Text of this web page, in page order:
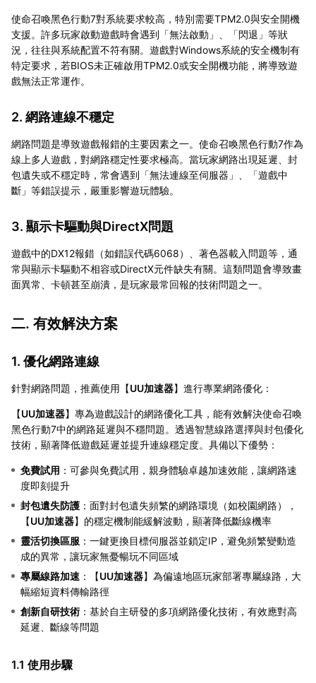
使命召喚黑色行動7對系統要求較高，特別需要TPM2.0與安全開機
支援。許多玩家啟動遊戲時會遇到「無法啟動」、「閃退」等狀
況，往往與系統配置不符有關。遊戲對Windows系統的安全機制有
特定要求，若BIOS未正確啟用TPM2.0或安全開機功能，將導致遊
戲無法正常運作。
2. 網路連線不穩定
網路問題是導致遊戲報錯的主要因素之一。使命召喚黑色行動7作為
線上多人遊戲，對網路穩定性要求極高。當玩家網路出現延遲、封
包遺失或不穩定時，常會遇到「無法連線至伺服器」、「遊戲中
斷」等錯誤提示，嚴重影響遊玩體驗。
3. 顯示卡驅動與DirectX問題
遊戲中的DX12報錯（如錯誤代碼6068）、著色器載入問題等，通
常與顯示卡驅動不相容或DirectX元件缺失有關。這類問題會導致畫
面異常、卡頓甚至崩潰，是玩家最常回報的技術問題之一。
二. 有效解決方案
1. 優化網路連線
針對網路問題，推薦使用【UU加速器】進行專業網路優化：
【UU加速器】專為遊戲設計的網路優化工具，能有效解決使命召喚
黑色行動7中的網路延遲與不穩問題。透過智慧線路選擇與封包優化
技術，顯著降低遊戲延遲並提升連線穩定度。具備以下優勢：
免費試用 ：可參與免費試用，親身體驗卓越加速效能，讓網路速
度即刻提升
封包遺失防護 ：面對封包遺失頻繁的網路環境（如校園網路），
【UU加速器】的穩定機制能緩解波動，顯著降低斷線機率
靈活切換區服 ：一鍵更換目標伺服器並鎖定IP，避免頻繁變動造
成的異常，讓玩家無憂暢玩不同區域
專屬線路加速 ：【UU加速器】為偏遠地區玩家部署專屬線路，大
幅縮短資料傳輸路徑
創新自研技術 ：基於自主研發的多項網路優化技術，有效應對高
延遲、斷線等問題
1.1 使用步驟